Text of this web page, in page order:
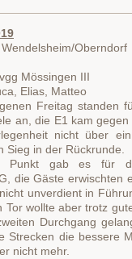
Wendelsheim/
Mössingen III
Elias, Matteo
Freitag standen
an, die E1 kam
nicht über
Sieg in der Rückrunde.
Punkt gab es für
die Gäste erwischten
unverdient in
Tor wollte aber trotz
Durchgang
Strecken die bessere
nicht mehr.